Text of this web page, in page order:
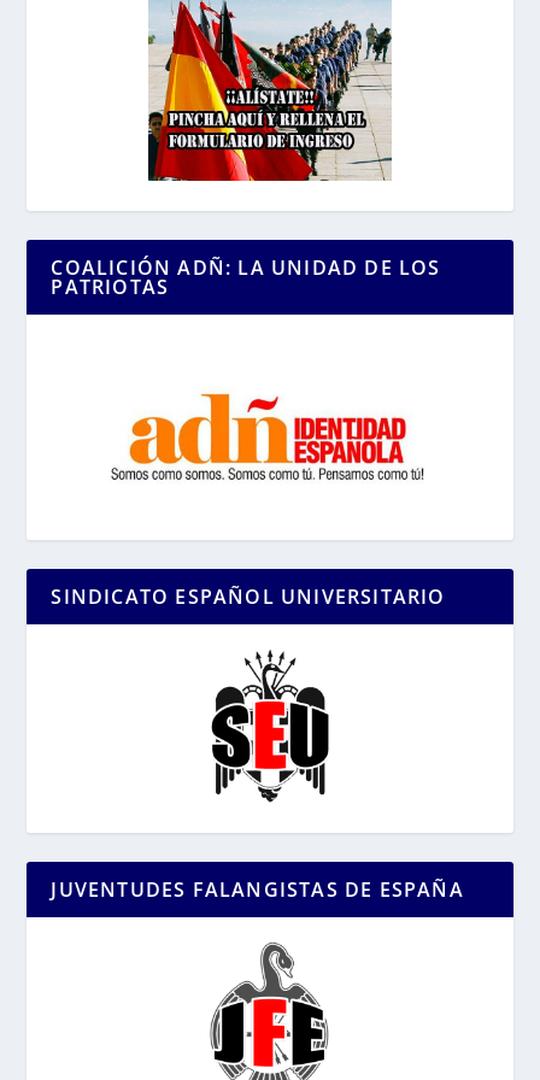
COALICIÓN ADÑ: LA UNIDAD DE LOS
PATRIOTAS
SINDICATO ESPAÑOL UNIVERSITARIO
JUVENTUDES FALANGISTAS DE ESPAÑA